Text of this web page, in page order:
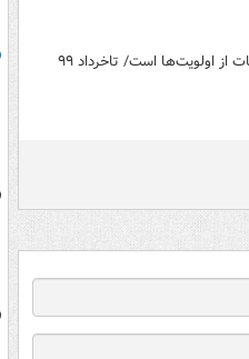
نقشه راه توسعه ایران‌خودرو تدوین شد/ نهضت داخلی‌سازی قطعات از اولویت‌ها است/ تاخرداد ۹۹